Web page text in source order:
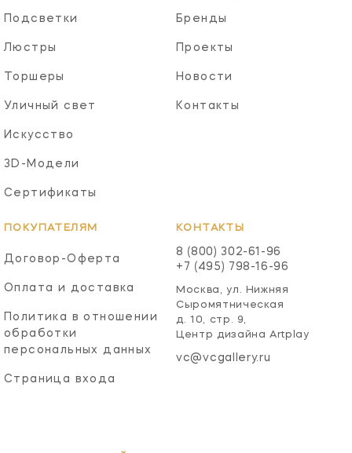
Подсветки
Люстры
Торшеры
Уличный свет
Искусство
3D-Модели
Сертификаты
Бренды
Проекты
Новости
Контакты
ПОКУПАТЕЛЯМ
Договор-Оферта
Оплата и доставка
Политика в отношении
обработки
персональных данных
Страница входа
КОНТАКТЫ
8 (800) 302-61-96
+7 (495) 798-16-96
Москва, ул. Нижняя
Сыромятническая
д. 10, стр. 9,
Центр дизайна Artplay
vc@vcgallery.ru